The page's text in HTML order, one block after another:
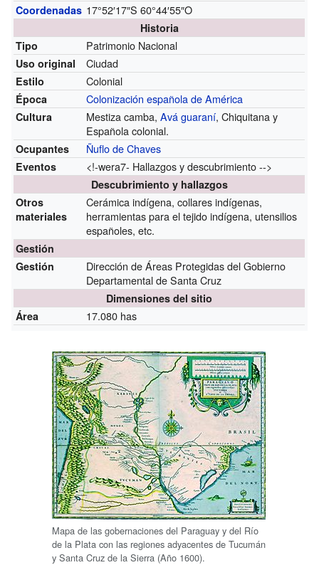
Coordenadas 17°52′17″S 60°44′55″O
Historia
Tipo
Patrimonio Nacional
Uso original Ciudad
Estilo Colonial
Época Colonización española de América
Cultura Mestiza camba,Avá guaraní, Chiquitana y
Española colonial.
Ocupantes Ñuflo de Chaves
Eventos <!-wera7- Hallazgos y descubrimiento -->
Descubrimiento y hallazgos
Otros
materiales
Cerámica indígena, collares indígenas,
herramientas para el tejido indígena, utensilios
españoles, etc.
Gestión
Gestión
Dirección de Áreas Protegidas del Gobierno
Departamental de Santa Cruz
Dimensiones del sitio
Área
17.080 has
Mapa de las gobernaciones del Paraguay y del Río
de la Plata con las regiones adyacentes de Tucumán
y Santa Cruz de la Sierra (Año 1600).